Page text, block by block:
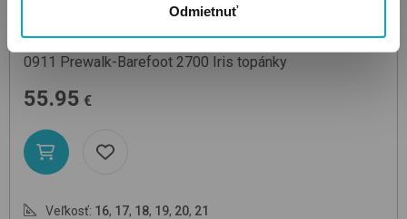
Odmietnuť
STABIFOOT
0911 Prewalk-Barefoot 2700 Iris topánky
55.95 €
Veľkosť: 16, 17, 18, 19, 20, 21